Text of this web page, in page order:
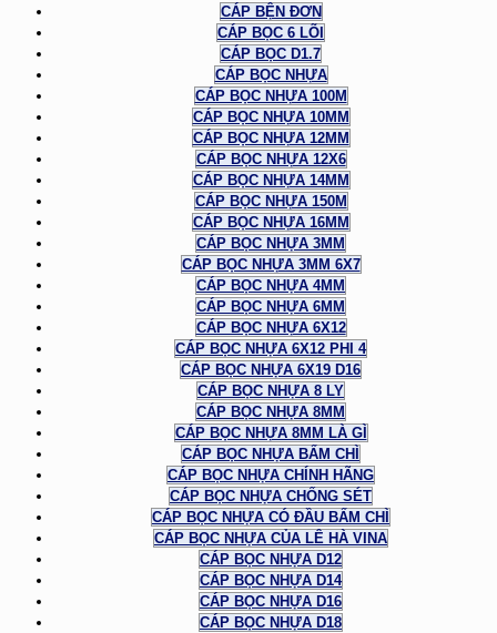
CÁP BỆN ĐƠN
CÁP BỌC 6 LÕI
CÁP BỌC D1.7
CÁP BỌC NHỰA
CÁP BỌC NHỰA 100M
CÁP BỌC NHỰA 10MM
CÁP BỌC NHỰA 12MM
CÁP BỌC NHỰA 12X6
CÁP BỌC NHỰA 14MM
CÁP BỌC NHỰA 150M
CÁP BỌC NHỰA 16MM
CÁP BỌC NHỰA 3MM
CÁP BỌC NHỰA 3MM 6X7
CÁP BỌC NHỰA 4MM
CÁP BỌC NHỰA 6MM
CÁP BỌC NHỰA 6X12
CÁP BỌC NHỰA 6X12 PHI 4
CÁP BỌC NHỰA 6X19 D16
CÁP BỌC NHỰA 8 LY
CÁP BỌC NHỰA 8MM
CÁP BỌC NHỰA 8MM LÀ GÌ
CÁP BỌC NHỰA BẤM CHÌ
CÁP BỌC NHỰA CHÍNH HÃNG
CÁP BỌC NHỰA CHỐNG SÉT
CÁP BỌC NHỰA CÓ ĐẦU BẤM CHÌ
CÁP BỌC NHỰA CỦA LÊ HÀ VINA
CÁP BỌC NHỰA D12
CÁP BỌC NHỰA D14
CÁP BỌC NHỰA D16
CÁP BỌC NHỰA D18